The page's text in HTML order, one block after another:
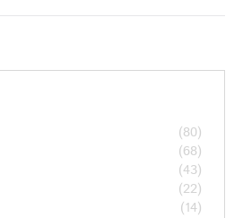
(80)
(68)
(43)
(22)
(14)